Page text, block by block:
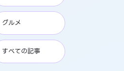
グルメ
すべての記事